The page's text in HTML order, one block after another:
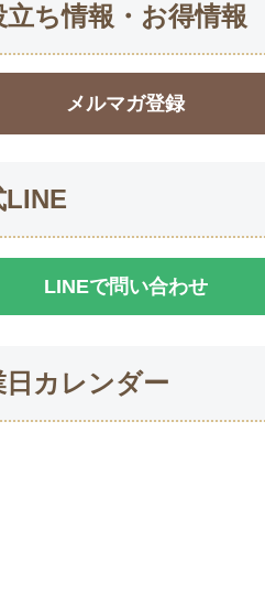
立ち情報・お得情報
メルマガ登録
LINE
LINEで問い合わせ
日カレンダー